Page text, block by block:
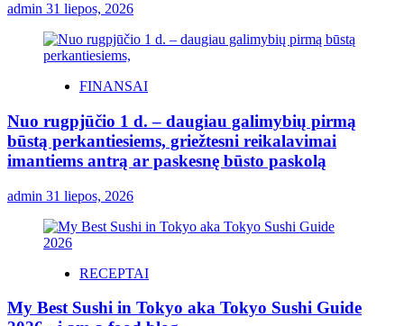
admin 31 liepos, 2026
FINANSAI
Nuo rugpjūčio 1 d. – daugiau galimybių pirmą
būstą perkantiesiems, griežtesni reikalavimai
imantiems antrą ar paskesnę būsto paskolą
admin 31 liepos, 2026
RECEPTAI
My Best Sushi in Tokyo aka Tokyo Sushi Guide